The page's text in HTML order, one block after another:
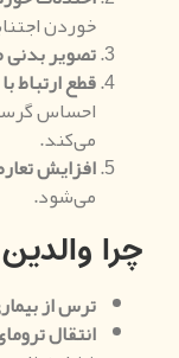
خوردن
تصویر
قطع ارتباط
احساس
می‌کند.
افزایش
می‌شود.
چرا
ترس از
انتقال